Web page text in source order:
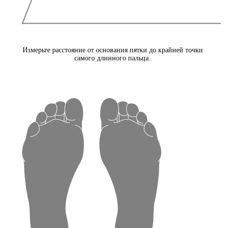
Измерьте расстояние от основания пятки до крайней точки
самого длинного пальца.